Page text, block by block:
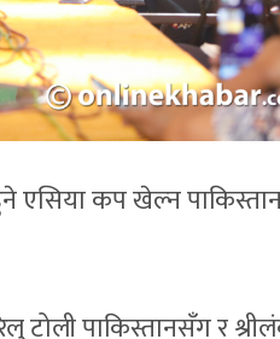
एसिया कप खेल्न
टोली पाकिस्तानसँग र